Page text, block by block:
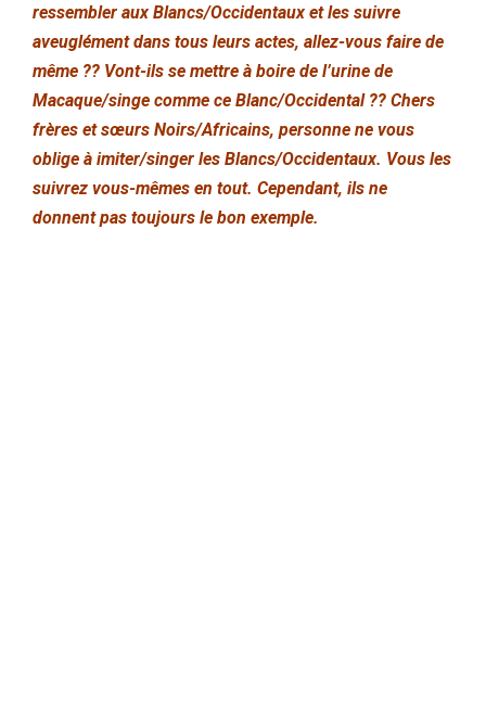
ressembler aux Blancs/Occidentaux et les suivre
aveuglément dans tous leurs actes, allez-vous faire de
même ?? Vont-ils se mettre à boire de l’urine de
Macaque/singe comme ce Blanc/Occidental ?? Chers
frères et sœurs Noirs/Africains, personne ne vous
oblige à imiter/singer les Blancs/Occidentaux. Vous les
suivrez vous-mêmes en tout. Cependant, ils ne
donnent pas toujours le bon exemple.